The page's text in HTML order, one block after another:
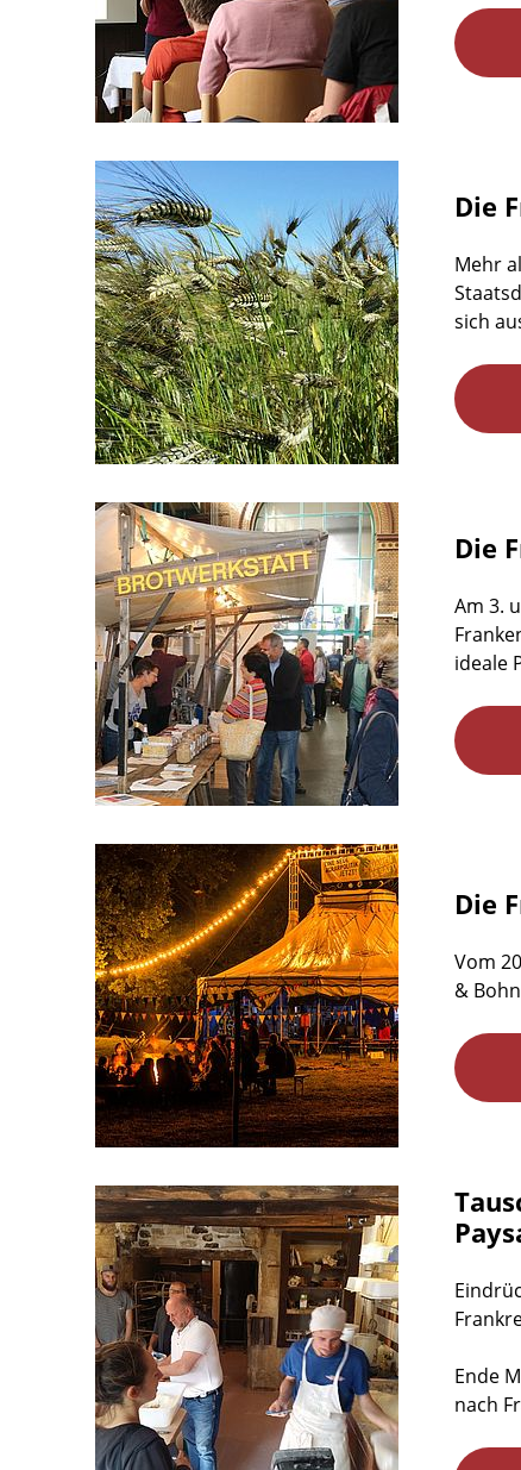
Die
Mehr
sich
Die
Am 3.
ideale
Die
Vom
&
Ende
nach